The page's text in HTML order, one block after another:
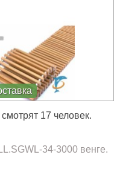
17 человек.
34-3000 венге.